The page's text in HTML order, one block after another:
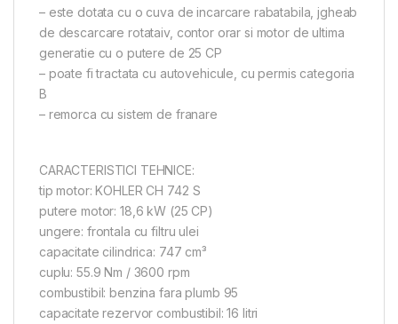
– este dotata cu o cuva de incarcare rabatabila, jgheab
de descarcare rotataiv, contor orar si motor de ultima
generatie cu o putere de 25 CP
– poate fi tractata cu autovehicule, cu permis categoria
B
– remorca cu sistem de franare
CARACTERISTICI TEHNICE:
tip motor: KOHLER CH 742 S
putere motor: 18,6 kW (25 CP)
ungere: frontala cu filtru ulei
capacitate cilindrica: 747 cm³
cuplu: 55.9 Nm / 3600 rpm
combustibil: benzina fara plumb 95
capacitate rezervor combustibil: 16 litri